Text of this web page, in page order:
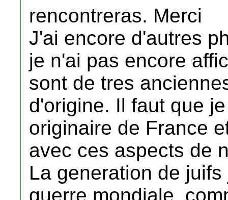
rencontreras. Merci
J'ai encore d'autres
je n'ai pas encore
sont de tres
d'origine. Il faut que
originaire de France
avec ces aspects de
La generation de
guerre mondiale,